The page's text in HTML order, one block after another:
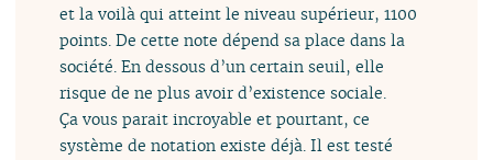
et la voilà qui atteint le niveau supérieur, 1100
points. De cette note dépend sa place dans la
société. En dessous d’un certain seuil, elle
risque de ne plus avoir d’existence sociale.
Ça vous parait incroyable et pourtant, ce
système de notation existe déjà. Il est testé